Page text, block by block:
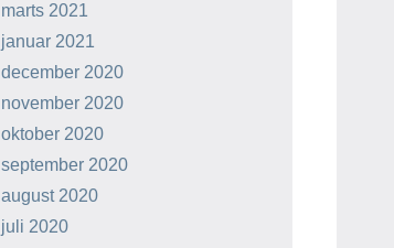
marts 2021
januar 2021
december 2020
november 2020
oktober 2020
september 2020
august 2020
juli 2020